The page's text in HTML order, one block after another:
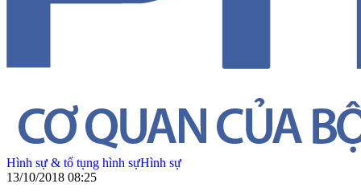
Hình sự & tố tụng hình sựHình sự
13/10/2018 08:25